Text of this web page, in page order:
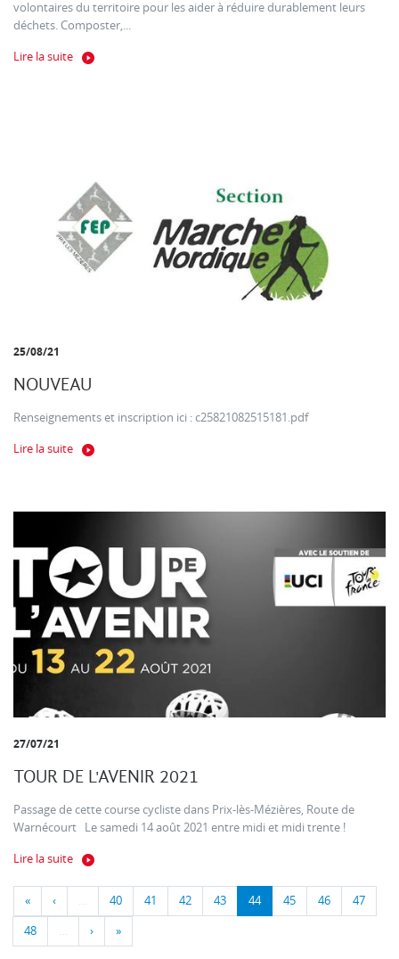
volontaires du territoire pour les aider à réduire durablement leurs
déchets. Composter,...
Lire la suite
25/08/21
NOUVEAU
Renseignements et inscription ici : c25821082515181.pdf
Lire la suite
27/07/21
TOUR DE L'AVENIR 2021
Passage de cette course cycliste dans Prix-lès-Mézières, Route de
Warnécourt Le samedi 14 août 2021 entre midi et midi trente !
Lire la suite
« ‹ … 40 41 42 43 44 45 46 47
48 … › »